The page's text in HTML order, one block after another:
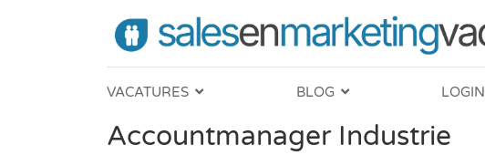
VACATURES BLOG LOGIN
Accountmanager Industrie